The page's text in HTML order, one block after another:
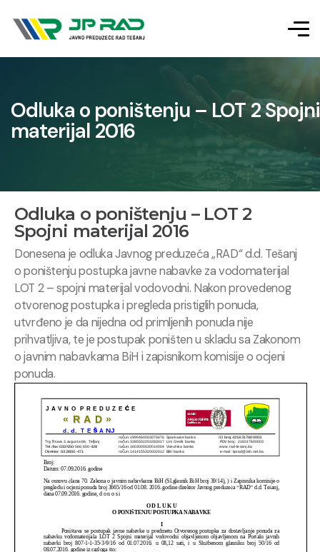
Odluka o poništenju – LOT 2 Spojni
materijal 2016
Odluka o poništenju – LOT 2
Spojni materijal 2016
Donesena je odluka Javnog preduzeća „RAD“ d.d. Tešanj
o poništenju postupka javne nabavke za vodomaterijal
LOT 2 – spojni materijal vodovodni. Nakon provedenog
otvorenog postupka i pregleda pristiglih ponuda,
utvrđeno je da nijedna od primljenih ponuda nije
prihvatljiva, te je postupak poništen u skladu sa Zakonom
o javnim nabavkama BiH i zapisnikom komisije o ocjeni
ponuda.